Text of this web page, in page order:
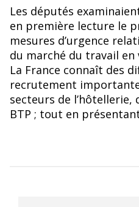
©
Les députés
en première lecture le
mesures d’urgence
du marché du travail en
La France connaît des
recrutement
secteurs de
BTP ; tout en